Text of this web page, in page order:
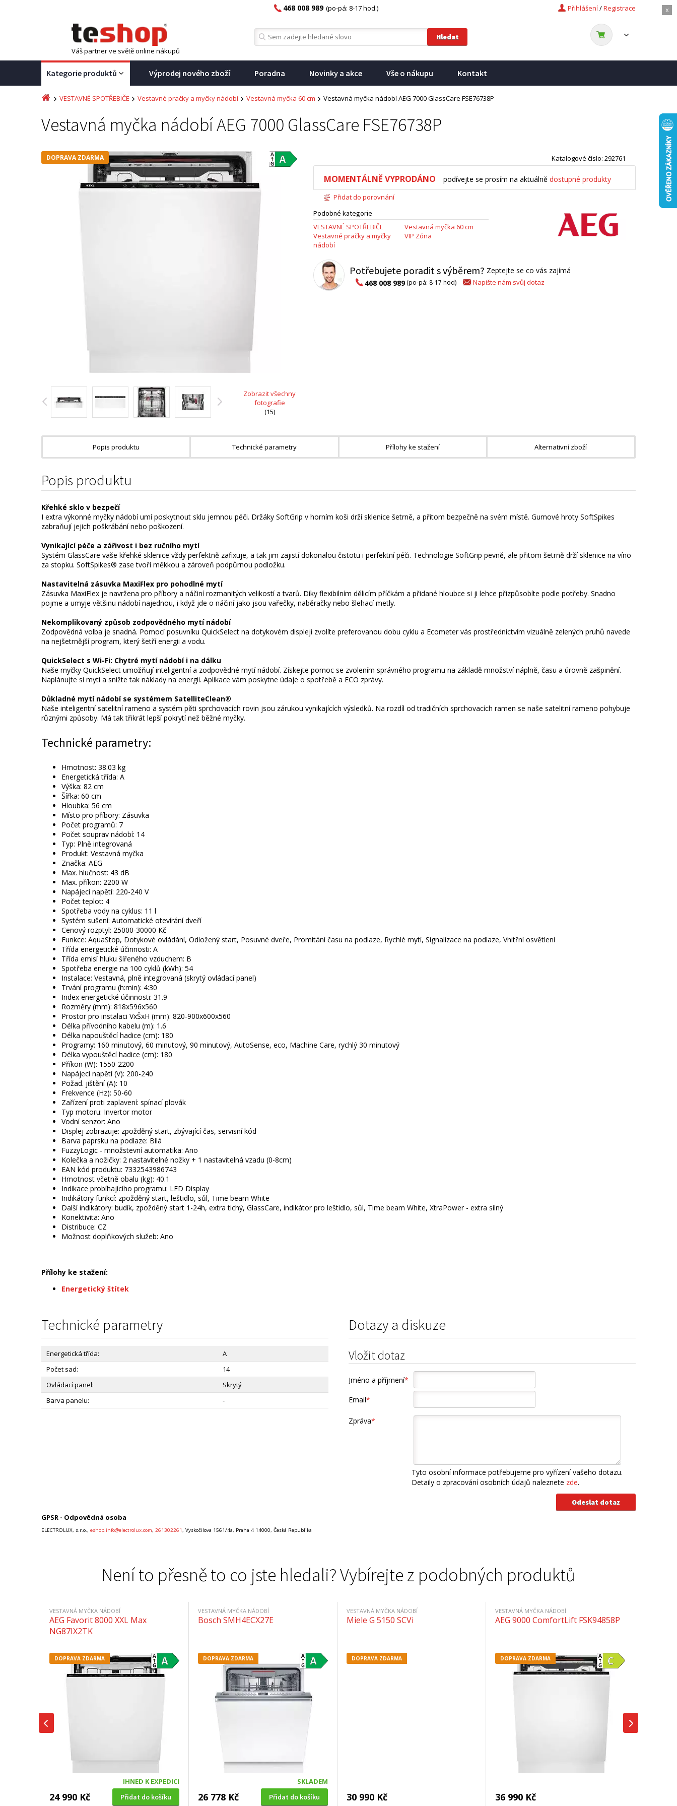
x
Registrace
/
Přihlášení
468 008 989 (po-pá: 8-17 hod.)
Váš partner ve světě online nákupů
Kategorie produktů Výprodej nového zboží Poradna Novinky a akce Vše o nákupu Kontakt
VESTAVNÉ SPOTŘEBIČE Vestavné pračky a myčky nádobí Vestavná myčka 60 cm Vestavná myčka nádobí AEG 7000 GlassCare FSE76738P
Vestavná myčka nádobí AEG 7000 GlassCare FSE76738P
DOPRAVA ZDARMA
Zobrazit všechny
fotografie
(15)
Katalogové číslo: 292761
MOMENTÁLNĚ VYPRODÁNO podívejte se prosím na aktuálně dostupné produkty
Přidat do porovnání
Podobné kategorie
VESTAVNÉ SPOTŘEBIČE
Vestavné pračky a myčky
nádobí
Vestavná myčka 60 cm
VIP Zóna
Potřebujete poradit s výběrem? Zeptejte se co vás zajímá
468 008 989(po-pá: 8-17 hod) Napište nám svůj dotaz
Popis produktu Technické parametry Přílohy ke stažení Alternativní zboží
Popis produktu
Křehké sklo v bezpečí
I extra výkonné myčky nádobí umí poskytnout sklu jemnou péči. Držáky SoftGrip v horním koši drží sklenice šetrně, a přitom bezpečně na svém místě. Gumové hroty SoftSpikes
zabraňují jejich poškrábání nebo poškození.
Vynikající péče a zářivost i bez ručního mytí
Systém GlassCare vaše křehké sklenice vždy perfektně zafixuje, a tak jim zajistí dokonalou čistotu i perfektní péči. Technologie SoftGrip pevně, ale přitom šetrně drží sklenice na víno
za stopku. SoftSpikes® zase tvoří měkkou a zároveň podpůrnou podložku.
Nastavitelná zásuvka MaxiFlex pro pohodlné mytí
Zásuvka MaxiFlex je navržena pro příbory a náčiní rozmanitých velikostí a tvarů. Díky flexibilním dělicím příčkám a přidané hloubce si ji lehce přizpůsobíte podle potřeby. Snadno
pojme a umyje většinu nádobí najednou, i když jde o náčiní jako jsou vařečky, naběračky nebo šlehací metly.
Nekomplikovaný způsob zodpovědného mytí nádobí
Zodpovědná volba je snadná. Pomocí posuvníku QuickSelect na dotykovém displeji zvolíte preferovanou dobu cyklu a Ecometer vás prostřednictvím vizuálně zelených pruhů navede
na nejšetrnější program, který šetří energii a vodu.
QuickSelect s Wi-Fi: Chytré mytí nádobí i na dálku
Naše myčky QuickSelect umožňují inteligentní a zodpovědné mytí nádobí. Získejte pomoc se zvolením správného programu na základě množství náplně, času a úrovně zašpinění.
Naplánujte si mytí a snižte tak náklady na energii. Aplikace vám poskytne údaje o spotřebě a ECO zprávy.
Důkladné mytí nádobí se systémem SatelliteClean®
Naše inteligentní satelitní rameno a systém pěti sprchovacích rovin jsou zárukou vynikajících výsledků. Na rozdíl od tradičních sprchovacích ramen se naše satelitní rameno pohybuje
různými způsoby. Má tak třikrát lepší pokrytí než běžné myčky.
Technické parametry:
Hmotnost: 38.03 kg
Energetická třída: A
Výška: 82 cm
Šířka: 60 cm
Hloubka: 56 cm
Místo pro příbory: Zásuvka
Počet programů: 7
Počet souprav nádobí: 14
Typ: Plně integrovaná
Produkt: Vestavná myčka
Značka: AEG
Max. hlučnost: 43 dB
Max. příkon: 2200 W
Napájecí napětí: 220-240 V
Počet teplot: 4
Spotřeba vody na cyklus: 11 l
Systém sušení: Automatické otevírání dveří
Cenový rozptyl: 25000-30000 Kč
Funkce: AquaStop, Dotykové ovládání, Odložený start, Posuvné dveře, Promítání času na podlaze, Rychlé mytí, Signalizace na podlaze, Vnitřní osvětlení
Třída energetické účinnosti: A
Třída emisí hluku šířeného vzduchem: B
Spotřeba energie na 100 cyklů (kWh): 54
Instalace: Vestavná, plně integrovaná (skrytý ovládací panel)
Trvání programu (h:min): 4:30
Index energetické účinnosti: 31.9
Rozměry (mm): 818x596x560
Prostor pro instalaci VxŠxH (mm): 820-900x600x560
Délka přívodního kabelu (m): 1.6
Délka napouštěcí hadice (cm): 180
Programy: 160 minutový, 60 minutový, 90 minutový, AutoSense, eco, Machine Care, rychlý 30 minutový
Délka vypouštěcí hadice (cm): 180
Příkon (W): 1550-2200
Napájecí napětí (V): 200-240
Požad. jištění (A): 10
Frekvence (Hz): 50-60
Zařízení proti zaplavení: spínací plovák
Typ motoru: Invertor motor
Vodní senzor: Ano
Displej zobrazuje: zpožděný start, zbývající čas, servisní kód
Barva paprsku na podlaze: Bílá
FuzzyLogic - množstevní automatika: Ano
Kolečka a nožičky: 2 nastavitelné nožky + 1 nastavitelná vzadu (0-8cm)
EAN kód produktu: 7332543986743
Hmotnost včetně obalu (kg): 40.1
Indikace probíhajícího programu: LED Display
Indikátory funkcí: zpožděný start, leštidlo, sůl, Time beam White
Další indikátory: budík, zpožděný start 1-24h, extra tichý, GlassCare, indikátor pro leštidlo, sůl, Time beam White, XtraPower - extra silný
Konektivita: Ano
Distribuce: CZ
Možnost doplňkových služeb: Ano
Přílohy ke stažení:
Energetický štítek
Technické parametry
Energetická třída:
A
Počet sad:
14
Ovládací panel:
Skrytý
Barva panelu:
-
Dotazy a diskuze
Vložit dotaz
Jméno a příjmení*
Email*
Zpráva*
Tyto osobní informace potřebujeme pro vyřízení vašeho dotazu.
Detaily o zpracování osobních údajů naleznete zde.
GPSR - Odpovědná osoba
ELECTROLUX, s.r.o., eshop.info@electrolux.com, 261302261, Vyskočilova 1561/4a, Praha 4 14000, Česká Republika
Není to přesně to co jste hledali? Vybírejte z podobných produktů
VESTAVNÁ MYČKA NÁDOBÍ
AEG Favorit 8000 XXL Max
NG87IX2TK
DOPRAVA ZDARMA
IHNED K EXPEDICI
24 990 Kč Přidat do košíku
VESTAVNÁ MYČKA NÁDOBÍ
Bosch SMH4ECX27E
DOPRAVA ZDARMA
SKLADEM
26 778 Kč Přidat do košíku
VESTAVNÁ MYČKA NÁDOBÍ
Miele G 5150 SCVi
DOPRAVA ZDARMA
30 990 Kč
VESTAVNÁ MYČKA NÁDOBÍ
AEG 9000 ComfortLift FSK94858P
DOPRAVA ZDARMA
36 990 Kč